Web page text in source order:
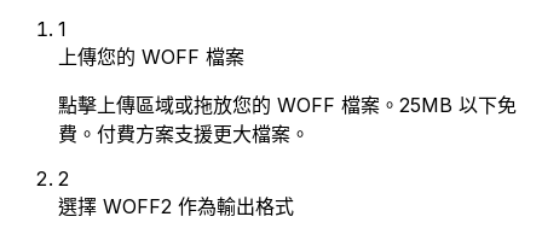
1
上傳您的 WOFF 檔案
點擊上傳區域或拖放您的 WOFF 檔案。25MB 以下免
費。付費方案支援更大檔案。
2
選擇 WOFF2 作為輸出格式